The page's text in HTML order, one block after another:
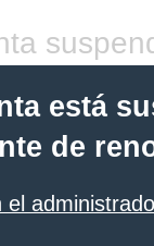
está
de
el